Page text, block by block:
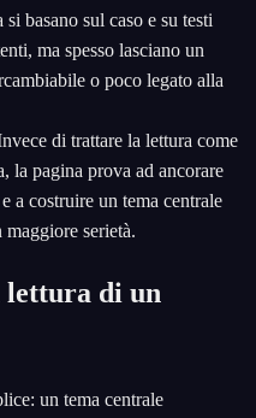
basano sul caso e su testi
ma spesso lasciano un
o poco legato alla
di trattare la lettura come
la pagina prova ad ancorare
a costruire un tema centrale
serietà.
lettura di un
un tema centrale